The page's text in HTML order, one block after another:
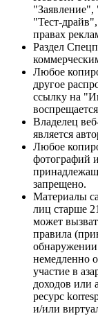
"Тест-
правах
Раздел
Любое
другое
ссылку на
Владелец
является
Любое
фотографий
запрещено.
Материалы
лиц старше
может
правила
немедленно
участие в
доходов или
ресурс
и/или